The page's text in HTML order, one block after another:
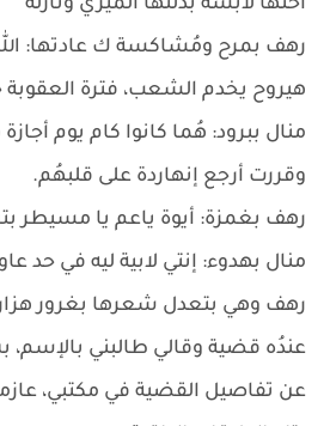
أختها لابسة بدلتها الميري ونازلة
رهف بمرح ومُشاكسة ك عادتها:
هيروح يخدم الشعب، فترة العقوبة
منال ببرود: هُما كانوا كام يوم
وقررت أرجع إنهاردة على قلبهُم.
رهف بغمزة: أيوة ياعم يا مسيطر
منال بهدوء: إنتي لابية ليه في حد
رهف وهي بتعدل شعرها بغرور
عندُه قضية وقالي طالبني
عن تفاصيل القضية في مكتبي،